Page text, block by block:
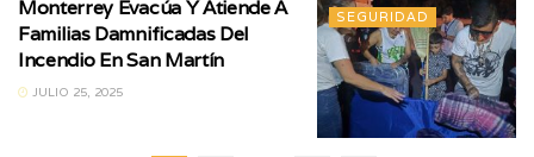
SEGURIDAD
Monterrey Evacúa Y Atiende A
Familias Damnificadas Del
Incendio En San Martín
JULIO 25, 2025